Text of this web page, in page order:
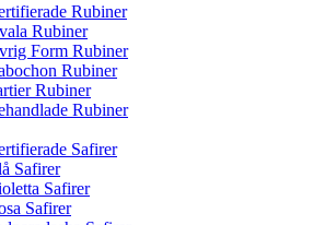
Rubiner
Rubiner
Form Rubiner
Rubiner
Rubiner
Rubiner
Safirer
Safirer
Safirer
Safirer